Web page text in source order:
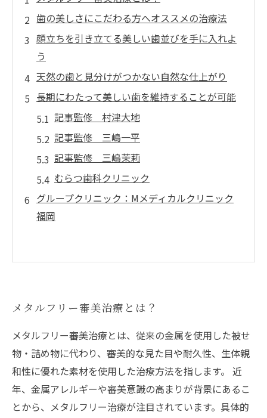
歯の美しさにこだわる方へオススメの治療法
顔立ちを引き立てる美しい歯並びを手に入れよ
う
天然の歯と見分けがつかない自然な仕上がり
長期にわたって美しい歯を維持することが可能
記事監修 村津大地
記事監修 三嶋一平
記事監修 三嶋茉莉
むらつ歯科クリニック
グループクリニック：Mメディカルクリニック
福岡
メタルフリー審美治療とは？
メタルフリー審美治療とは、従来の金属を使用した被せ
物・詰め物に代わり、審美的な見た目や耐久性、生体親
和性に優れた素材を使用した治療方法を指します。 近
年、金属アレルギーや審美意識の高まりが背景にあるこ
とから、メタルフリー治療が注目されています。具体的